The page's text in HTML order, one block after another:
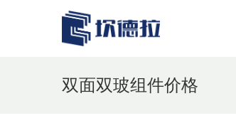
双面双玻组件价格